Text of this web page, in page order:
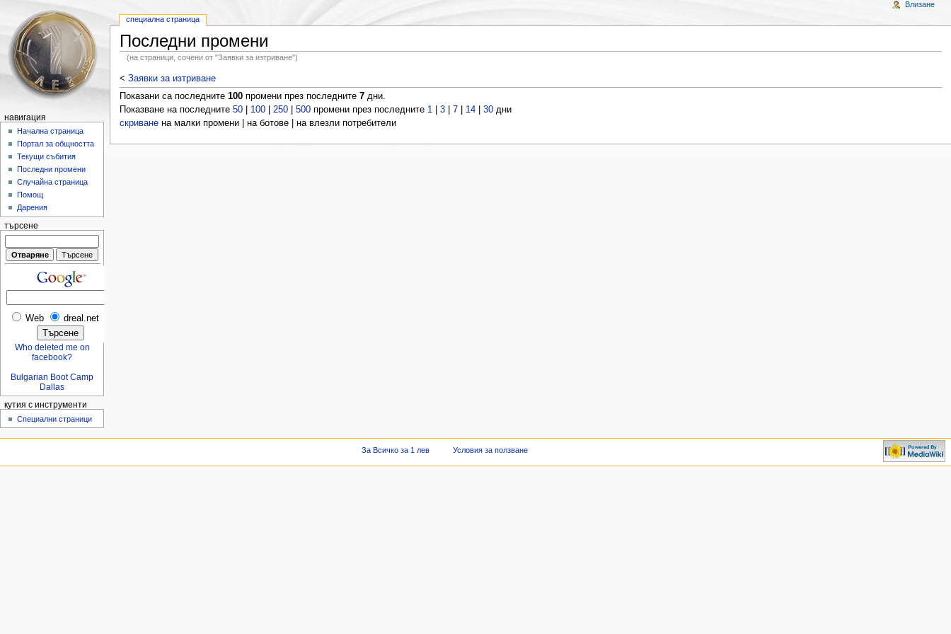
Последни промени
(на страници, сочени от "Заявки за изтриване")
< Заявки за изтриване
Показани са последните 100промени през последните 7дни.
Показване на последните 50| 100| 250| 500промени през последните 1| 3| 7| 14| 30дни
скриванена малки промени | на ботове | на влезли потребители
специална страница
Влизане
навигация
Начална страница
Портал за общността
Текущи събития
Последни промени
Случайна страница
Помощ
Дарения
търсене
Web dreal.net
Who deleted me on
facebook?
Bulgarian Boot Camp
Dallas
кутия с инструменти
Специални страници
За Всичко за 1 лев Условия за ползване